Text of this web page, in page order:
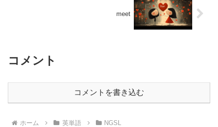
meet
コメント
コメントを書き込む
ホーム 英単語 NGSL